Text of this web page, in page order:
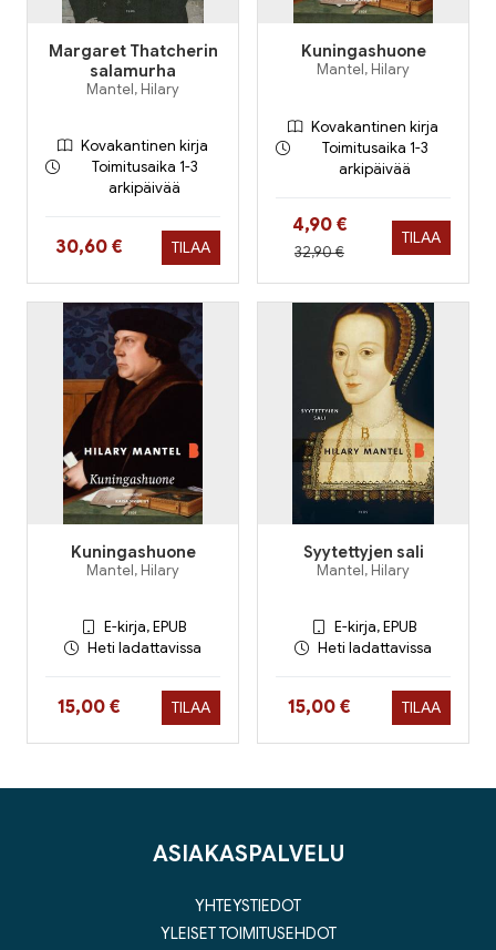
Margaret Thatcherin
salamurha
Mantel, Hilary
Kovakantinen kirja
Toimitusaika 1-3
arkipäivää
Hinta nyt
30,60 € TILAA
Kuningashuone
Mantel, Hilary
Kovakantinen kirja
Toimitusaika 1-3
arkipäivää
Hinta nyt
4,90 €
Hinta aiemmin
32,90 €
TILAA
Kuningashuone
Mantel, Hilary
E-kirja, EPUB
Heti ladattavissa
Hinta nyt
15,00 € TILAA
Syytettyjen sali
Mantel, Hilary
E-kirja, EPUB
Heti ladattavissa
Hinta nyt
15,00 € TILAA
ASIAKASPALVELU
YHTEYSTIEDOT
YLEISET TOIMITUSEHDOT